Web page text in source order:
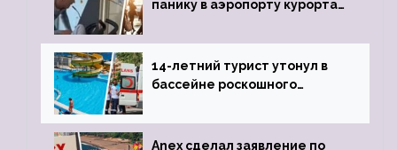
панику в аэропорту курорта,
задержке рейса
14-летний турист утонул в
бассейне роскошного
Anex сделал заявление по